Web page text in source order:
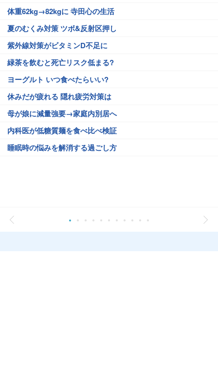
体重62kg→82kgに 寺田心の生活
夏のむくみ対策 ツボ&反射区押し
紫外線対策がビタミンD不足に
緑茶を飲むと死亡リスク低まる?
ヨーグルト いつ食べたらいい?
休みだが疲れる 隠れ疲労対策は
母が娘に減量強要→家庭内別居へ
内科医が低糖質麺を食べ比べ検証
睡眠時の悩みを解消する過ごし方